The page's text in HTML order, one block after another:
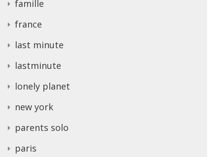
famille
france
last minute
lastminute
lonely planet
new york
parents solo
paris